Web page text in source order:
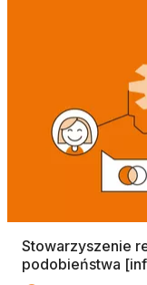
Stowarzyszenie
podobieństwa